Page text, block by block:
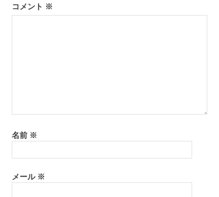
ン
コメント ※
名前 ※
メール ※